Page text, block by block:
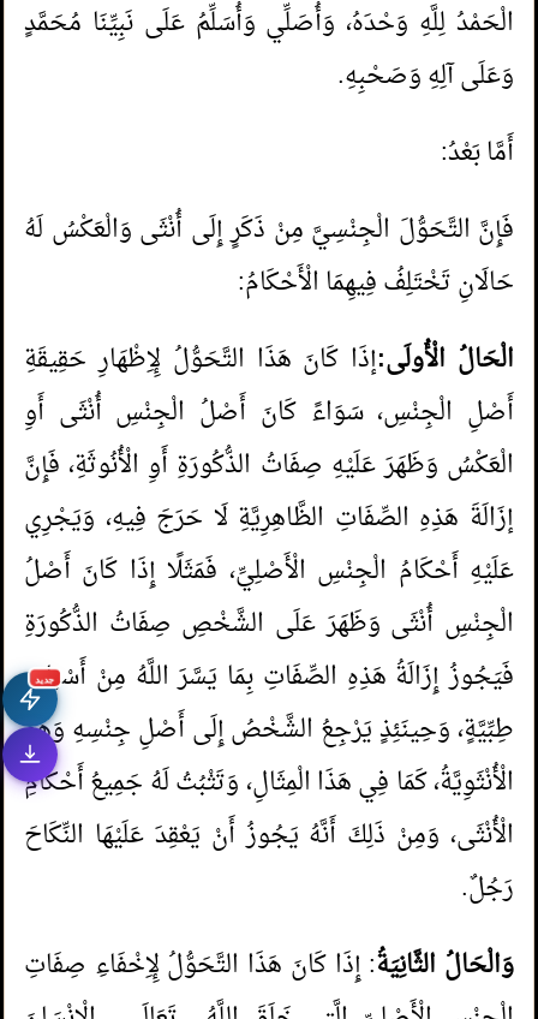
جديد
الْحَمْدُ لِلَّهِ وَحْدَهُ، وَأُصَلِّي وَأُسَلِّمُ عَلَى نَبِيِّنَا مُحَمَّدٍ
وَعَلَى آلِهِ وَصَحْبِهِ.
أَمَّا بَعْدُ:
فَإِنَّ التَّحَوُّلَ الْجِنْسِيَّ مِنْ ذَكَرٍ إِلَى أُنْثَى وَالْعَكْسُ لَهُ
حَالَانِ تَخْتَلِفُ فِيهِمَا الْأَحْكَامُ:
الْحَالُ الْأُولَى:إذَا كَانَ هَذَا التَّحَوُّلُ لِإِظْهَارِ حَقِيقَةِ
أَصْلِ الْجِنْسِ، سَوَاءً كَانَ أَصْلُ الْجِنْسِ أُنْثَى أَوِ
الْعَكْسُ وَظَهَرَ عَلَيْهِ صِفَاتُ الذُّكُورَةِ أَوِ الْأُنُوثَةِ، فَإِنَّ
إزَالَةَ هَذِهِ الصِّفَاتِ الظَّاهِرِيَّةِ لَا حَرَجَ فِيهِ، وَيَجْرِي
عَلَيْهِ أَحْكَامُ الْجِنْسِ الْأَصْلِيِّ، فَمَثَلًا إِذَا كَانَ أَصْلُ
الْجِنْسِ أُنْثَى وَظَهَرَ عَلَى الشَّخْصِ صِفَاتُ الذُّكُورَةِ
فَيَجُوزُ إِزَالَةُ هَذِهِ الصِّفَاتِ بِمَا يَسَّرَ اللَّهُ مِنْ أَسْبَابٍ
طِبِّيَّةٍ، وَحِينَئِذٍ يَرْجِعُ الشَّخْصُ إِلَى أَصْلِ جِنْسِهِ وَهُوَ
الْأُنْثَوِيَّةُ، كَمَا فِي هَذَا الْمِثَالِ، وَتَثْبُتُ لَهُ جَمِيعُ أَحْكَامِ
الْأُنْثَى، وَمِنْ ذَلِكَ أَنَّهُ يَجُوزُ أَنْ يَعْقِدَ عَلَيْهَا النِّكَاحَ
رَجُلٌ.
وَالْحَالُ الثَّانِيَةُ: إِذَا كَانَ هَذَا التَّحَوُّلُ لِإِخْفَاءِ صِفَاتِ